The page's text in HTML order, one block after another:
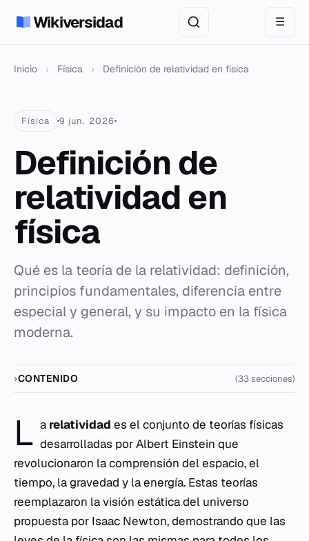
Wikiversidad ☰
Inicio › Física › Definición de relatividad en física
Física 9 jun. 2026
Definición de
relatividad en
física
Qué es la teoría de la relatividad: definición,
principios fundamentales, diferencia entre
especial y general, y su impacto en la física
moderna.
CONTENIDO (33 secciones)
L a relatividad es el conjunto de teorías físicas
desarrolladas por Albert Einstein que
revolucionaron la comprensión del espacio, el
tiempo, la gravedad y la energía. Estas teorías
reemplazaron la visión estática del universo
propuesta por Isaac Newton, demostrando que las